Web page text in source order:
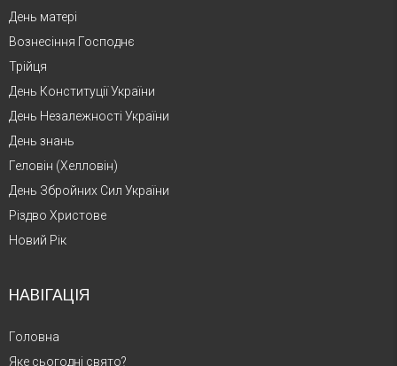
День матері
Вознесіння Господнє
Трійця
День Конституції України
День Незалежності України
День знань
Геловін (Хелловін)
День Збройних Сил України
Різдво Христове
Новий Рік
НАВІГАЦІЯ
Головна
Яке сьогодні свято?